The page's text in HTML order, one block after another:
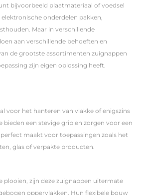
bijvoorbeeld plaatmateriaal of voedsel
onderdelen pakken,
Maar in verschillende
aan verschillende behoeften en
de grootste assortimenten zuignappen
zijn eigen oplossing heeft.
voor het hanteren van vlakke of enigszins
bieden een stevige grip en zorgen voor een
maakt voor toepassingen zoals het
glas of verpakte producten.
zijn deze zuignappen uitermate
oppervlakken. Hun flexibele bouw